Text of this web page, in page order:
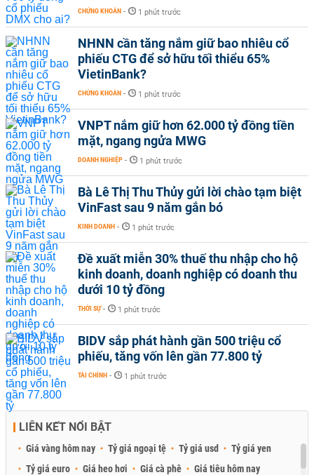
CHỨNG KHOÁN - 1 phút trước
NHNN cần tăng nắm giữ bao nhiêu cổ
phiếu CTG để sở hữu tối thiểu 65%
VietinBank?
CHỨNG KHOÁN - 1 phút trước
VNPT nắm giữ hơn 62.000 tỷ đồng tiền
mặt, ngang ngửa MWG
DOANH NGHIỆP - 1 phút trước
Bà Lê Thị Thu Thủy gửi lời chào tạm biệt
VinFast sau 9 năm gắn bó
KINH DOANH - 1 phút trước
Đề xuất miễn 30% thuế thu nhập cho hộ
kinh doanh, doanh nghiệp có doanh thu
dưới 10 tỷ đồng
THỜI SỰ - 1 phút trước
BIDV sắp phát hành gần 500 triệu cổ
phiếu, tăng vốn lên gần 77.800 tỷ
TÀI CHÍNH - 1 phút trước
LIÊN KẾT NỔI BẬT
Giá vàng hôm nay Tỷ giá ngoại tệ Tỷ giá usd
Tỷ giá yen
Tỷ giá euro
Giá heo hơi Giá cà phê Giá tiêu hôm nay